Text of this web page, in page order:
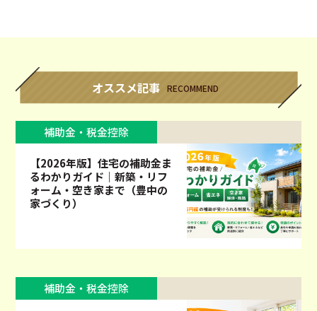
オススメ記事 RECOMMEND
補助金・税金控除
【2026年版】住宅の補助金ま
るわかりガイド｜新築・リフ
ォーム・空き家まで（豊中の
家づくり）
補助金・税金控除